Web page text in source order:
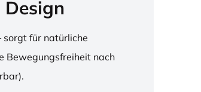
sorgt für natürliche
Bewegungsfreiheit nach